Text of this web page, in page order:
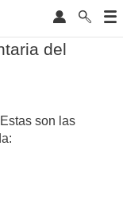
del
son las